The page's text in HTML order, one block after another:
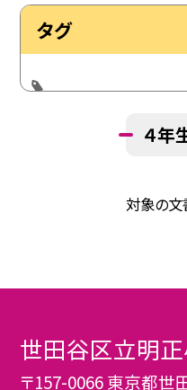
タグ
４年
対象の文
世田谷区立明
〒157-0066 東京都世